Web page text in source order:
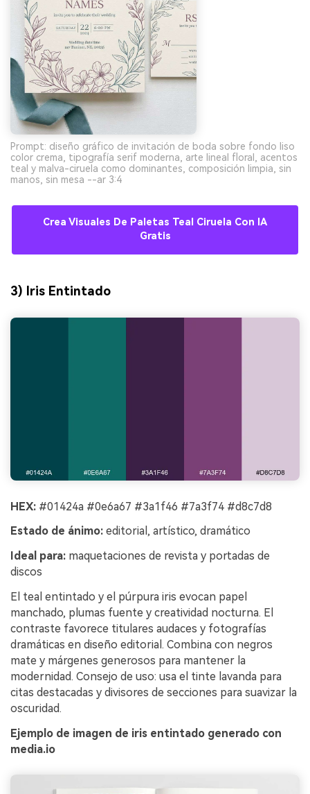
Prompt: diseño gráfico de invitación de boda sobre fondo liso
color crema, tipografía serif moderna, arte lineal floral, acentos
teal y malva-ciruela como dominantes, composición limpia, sin
manos, sin mesa --ar 3:4
Crea Visuales De Paletas Teal Ciruela Con IA
Gratis
3) Iris Entintado
HEX: #01424a #0e6a67 #3a1f46 #7a3f74 #d8c7d8
Estado de ánimo: editorial, artístico, dramático
Ideal para: maquetaciones de revista y portadas de
discos
El teal entintado y el púrpura iris evocan papel
manchado, plumas fuente y creatividad nocturna. El
contraste favorece titulares audaces y fotografías
dramáticas en diseño editorial. Combina con negros
mate y márgenes generosos para mantener la
modernidad. Consejo de uso: usa el tinte lavanda para
citas destacadas y divisores de secciones para suavizar la
oscuridad.
Ejemplo de imagen de iris entintado generado con
media.io